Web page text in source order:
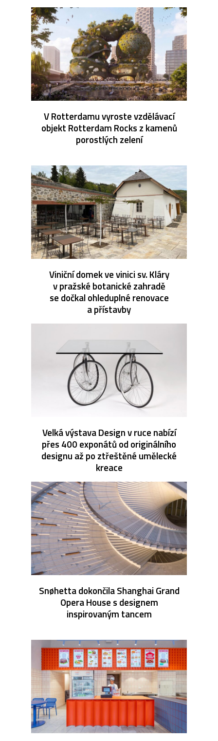
V Rotterdamu vyroste vzdělávací
objekt Rotterdam Rocks z kamenů
porostlých zelení
Viniční domek ve vinici sv. Kláry
v pražské botanické zahradě
se dočkal ohleduplné renovace
a přístavby
Velká výstava Design v ruce nabízí
přes 400 exponátů od originálního
designu až po ztřeštěné umělecké
kreace
Snøhetta dokončila Shanghai Grand
Opera House s designem
inspirovaným tancem